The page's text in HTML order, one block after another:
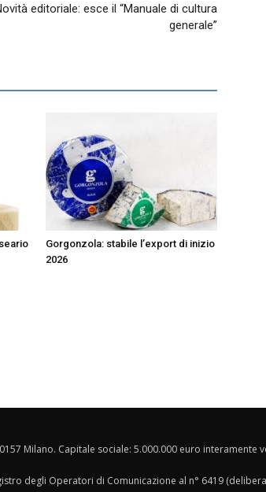
editoriale: esce il “Manuale di cultura
generale”
Gorgonzola: stabile l’export di inizio
2026
Milano. Capitale sociale: 5.000.000 euro interamente
degli Operatori di Comunicazione al n° 6419